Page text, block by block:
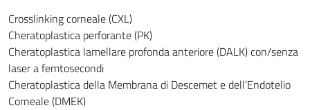
Crosslinking corneale (CXL)
Cheratoplastica perforante (PK)
Cheratoplastica lamellare profonda anteriore (DALK) con/senza
laser a femtosecondi
Cheratoplastica della Membrana di Descemet e dell’Endotelio
Corneale (DMEK)